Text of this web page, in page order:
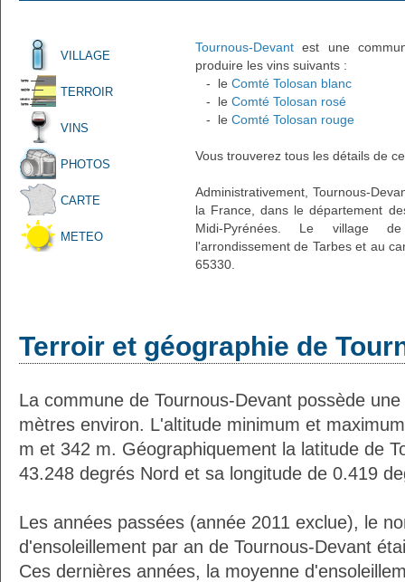
VILLAGE
TERROIR
VINS
PHOTOS
CARTE
METEO
Tournous-Devant est une
produire les vins suivants :
- le Comté Tolosan blanc
- le Comté Tolosan rosé
- le Comté Tolosan rouge
Vous trouverez tous les détails de
Administrativement, Tournous-
la France, dans le département
Midi-Pyrénées. Le village
l'arrondissement de Tarbes et au
65330.
Terroir et géographie de
La commune de Tournous-Devant possède
mètres environ. L'altitude minimum et
m et 342 m. Géographiquement la latitude de
43.248 degrés Nord et sa longitude de 0.419
Les années passées (année 2011 exclue), le
d'ensoleillement par an de Tournous-Devant
Ces dernières années, la moyenne